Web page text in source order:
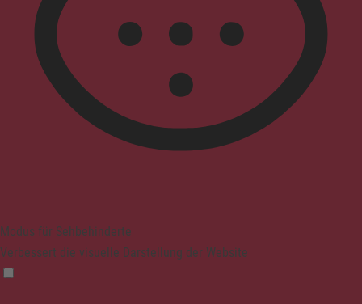
Modus für Sehbehinderte
Verbessert die visuelle Darstellung der Website